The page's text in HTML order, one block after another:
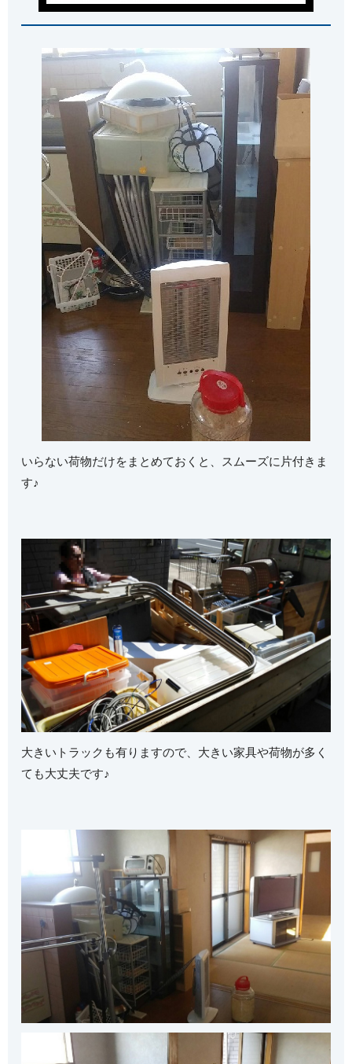
いらない荷物だけをまとめておくと、スムーズに片付きま
す♪
大きいトラックも有りますので、大きい家具や荷物が多く
ても大丈夫です♪